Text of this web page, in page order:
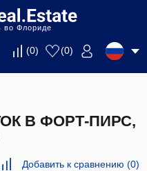
во Флориде
(0) (0)
В ФОРТ-ПИРС,
Добавить к сравнению (0)